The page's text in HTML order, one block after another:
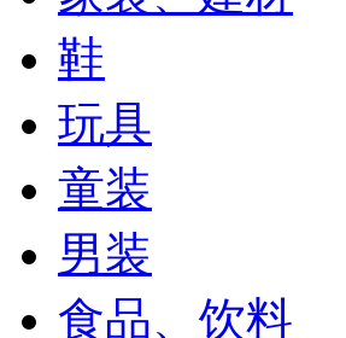
鞋
玩具
童装
男装
食品、饮料